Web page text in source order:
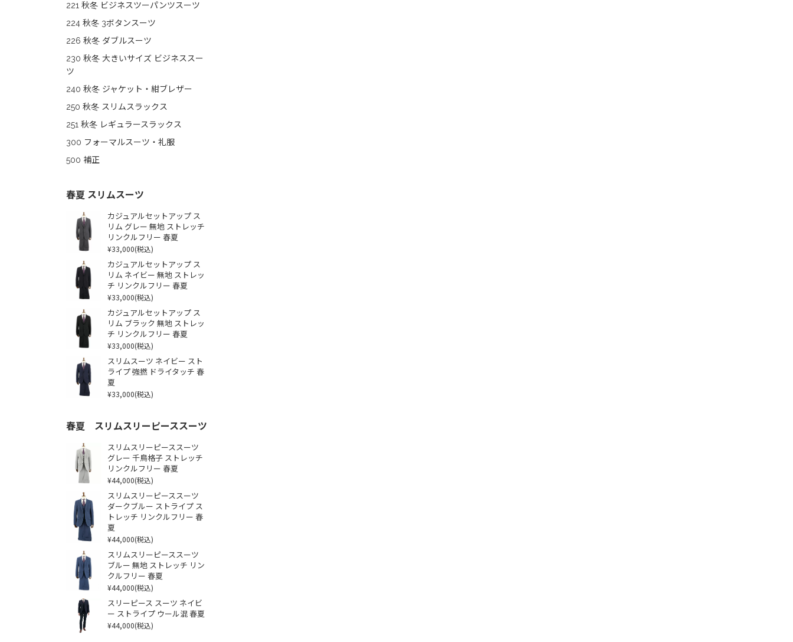
221 秋冬 ビジネスツーパンツスーツ
224 秋冬 3ボタンスーツ
226 秋冬 ダブルスーツ
230 秋冬 大きいサイズ ビジネススー
ツ
240 秋冬 ジャケット・紺ブレザー
250 秋冬 スリムスラックス
251 秋冬 レギュラースラックス
300 フォーマルスーツ・礼服
500 補正
春夏 スリムスーツ
カジュアルセットアップ ス
リム グレー 無地 ストレッチ
リンクルフリー 春夏
¥33,000(税込)
カジュアルセットアップ ス
リム ネイビー 無地 ストレッ
チ リンクルフリー 春夏
¥33,000(税込)
カジュアルセットアップ ス
リム ブラック 無地 ストレッ
チ リンクルフリー 春夏
¥33,000(税込)
スリムスーツ ネイビー スト
ライプ 強撚 ドライタッチ 春
夏
¥33,000(税込)
春夏 スリムスリーピーススーツ
スリムスリーピーススーツ
グレー 千鳥格子 ストレッチ
リンクルフリー 春夏
¥44,000(税込)
スリムスリーピーススーツ
ダークブルー ストライプ ス
トレッチ リンクルフリー 春
夏
¥44,000(税込)
スリムスリーピーススーツ
ブルー 無地 ストレッチ リン
クルフリー 春夏
¥44,000(税込)
スリーピース スーツ ネイビ
ー ストライプ ウール混 春夏
¥44,000(税込)